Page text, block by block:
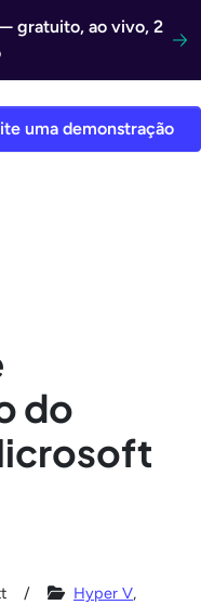
gratuito, ao vivo, 2
uma demonstração
do
Hyper V,